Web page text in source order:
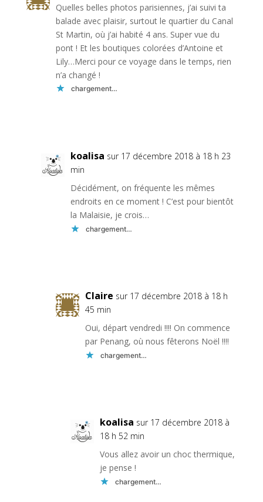
Quelles belles photos parisiennes, j’ai suivi ta
balade avec plaisir, surtout le quartier du Canal
St Martin, où j’ai habité 4 ans. Super vue du
pont ! Et les boutiques colorées d’Antoine et
Lily…Merci pour ce voyage dans le temps, rien
n’a changé !
chargement…
koalisa sur 17 décembre 2018 à 18 h 23
min
Décidément, on fréquente les mêmes
endroits en ce moment ! C’est pour bientôt
la Malaisie, je crois…
chargement…
Claire sur 17 décembre 2018 à 18 h
45 min
Oui, départ vendredi !!!! On commence
par Penang, où nous fêterons Noël !!!!
chargement…
koalisa sur 17 décembre 2018 à
18 h 52 min
Vous allez avoir un choc thermique,
je pense !
chargement…